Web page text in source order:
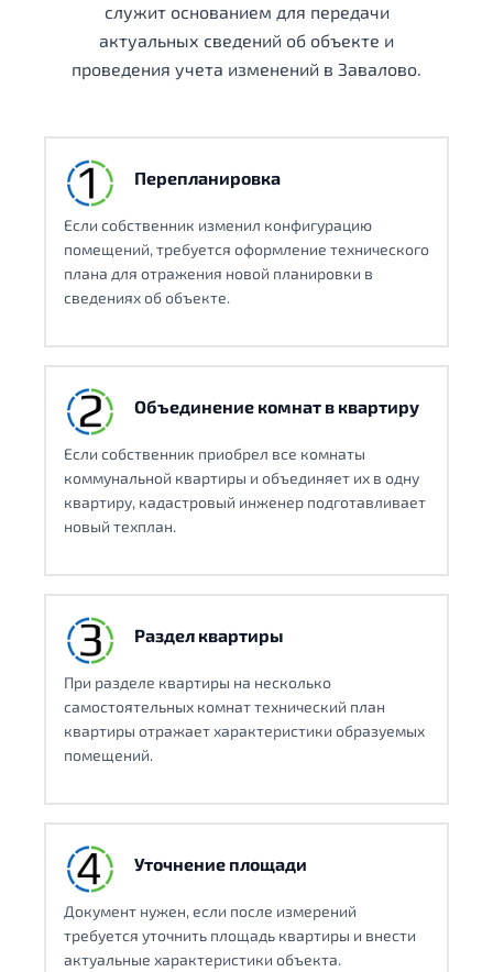
служит основанием для передачи
актуальных сведений об объекте и
проведения учета изменений в Завалово.
Перепланировка
Если собственник изменил конфигурацию
помещений, требуется оформление технического
плана для отражения новой планировки в
сведениях об объекте.
Объединение комнат в квартиру
Если собственник приобрел все комнаты
коммунальной квартиры и объединяет их в одну
квартиру, кадастровый инженер подготавливает
новый техплан.
Раздел квартиры
При разделе квартиры на несколько
самостоятельных комнат технический план
квартиры отражает характеристики образуемых
помещений.
Уточнение площади
Документ нужен, если после измерений
требуется уточнить площадь квартиры и внести
актуальные характеристики объекта.